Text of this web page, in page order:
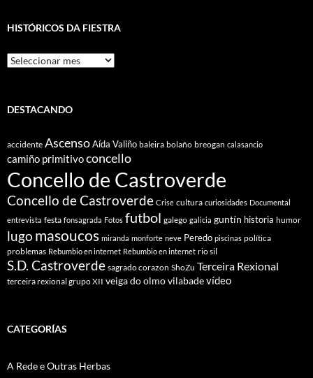
HISTÓRICOS DA FIESTRA
Históricos
Da
DESTACANDO
accidente AscensoAída Valiño baleira bolaño breogan calasancio
camiño primitivoconcello
Concello de Castroverde
Concello de Castroverde Crise cultura curiosidades Documental
entrevista festa fonsagrada Fotos futbol galego galicia guntín historia humor
lugo masoucos miranda monforte neve Peredo piscinas política
problemas Rebumbio en internet Rebumbio en internet rio sil
S.D. Castroverde sagrado corazon ShoZu Terceira Rexional
terceira rexional grupo XII veiga do olmovilabadevídeo
CATEGORÍAS
A Rede e Outras Herbas